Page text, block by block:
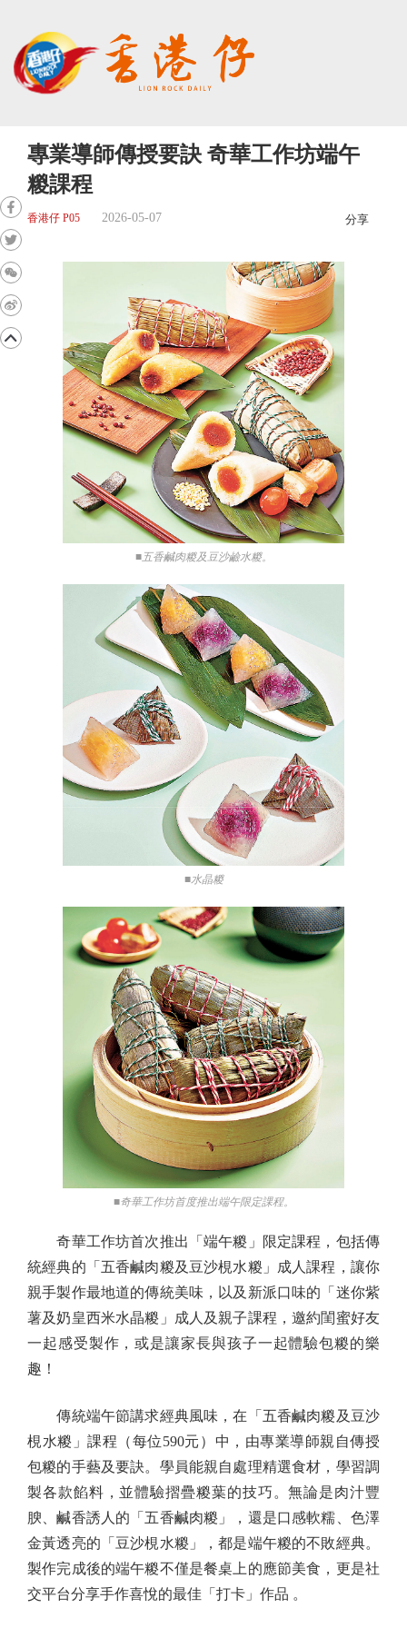
專業導師傳授要訣 奇華工作坊端午
糉課程
香港仔 P05 2026-05-07 分享
■五香鹹肉糉及豆沙鹼水糉。
■水晶糉
■奇華工作坊首度推出端午限定課程。
奇華工作坊首次推出「端午糉」限定課程，包括傳
統經典的「五香鹹肉糉及豆沙梘水糉」成人課程，讓你
親手製作最地道的傳統美味，以及新派口味的「迷你紫
薯及奶皇西米水晶糉」成人及親子課程，邀約閨蜜好友
一起感受製作，或是讓家長與孩子一起體驗包糉的樂
趣！
傳統端午節講求經典風味，在「五香鹹肉糉及豆沙
梘水糉」課程（每位590元）中，由專業導師親自傳授
包糉的手藝及要訣。學員能親自處理精選食材，學習調
製各款餡料，並體驗摺疊糉葉的技巧。無論是肉汁豐
腴、鹹香誘人的「五香鹹肉糉」，還是口感軟糯、色澤
金黃透亮的「豆沙梘水糉」，都是端午糉的不敗經典。
製作完成後的端午糉不僅是餐桌上的應節美食，更是社
交平台分享手作喜悅的最佳「打卡」作品 。